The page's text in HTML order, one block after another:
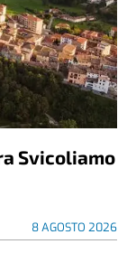
Svicoliamo
8 AGOSTO 2026